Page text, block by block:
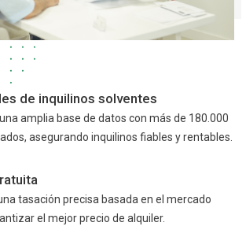
de inquilinos solventes
amplia base de datos con más de 180.000
asegurando inquilinos fiables y rentables.
tasación precisa basada en el mercado
el mejor precio de alquiler.